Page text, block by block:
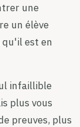
une
un élève
est en
infaillible
plus vous
preuves, plus